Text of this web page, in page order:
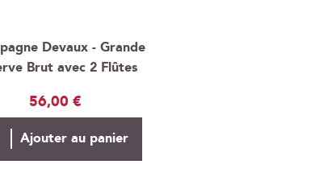
Devaux - Grande
Brut avec 2 Flûtes
56,00 €
Ajouter au panier